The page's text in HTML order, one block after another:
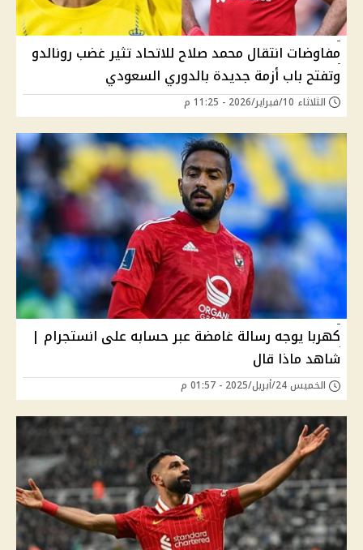
مفاوضات انتقال محمد صلاح للاتحاد تثير غضب رونالدو
وتفتح باب أزمة جديدة بالدوري السعودي
الثلاثاء 10/فبراير/2026 - 11:25 م
كهربا يوجه رسالة غامضة عبر حسابه على انستجرام |
شاهد ماذا قال
الخميس 24/أبريل/2025 - 01:57 م